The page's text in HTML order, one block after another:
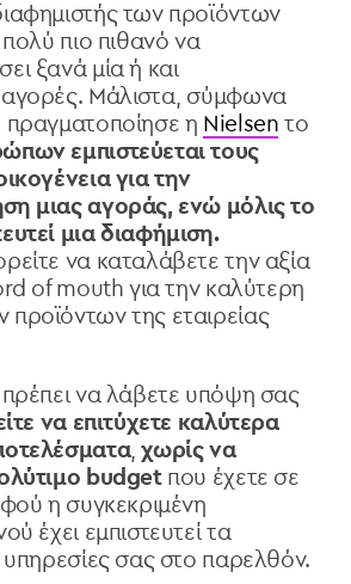
των προϊόντων
πιο πιθανό να
ξανά μία ή και
αγορές. Μάλιστα, σύμφωνα
η Nielsen το
εμπιστεύεται τους
για την
μιας αγοράς, ενώ μόλις το
μια διαφήμιση.
να καταλάβετε την αξία
of mouth για την καλύτερη
της εταιρείας
να λάβετε υπόψη σας
να επιτύχετε καλύτερα
,χωρίς να
budgetπου έχετε σε
η συγκεκριμένη
έχει εμπιστευτεί τα
υπηρεσίες σας στο παρελθόν.